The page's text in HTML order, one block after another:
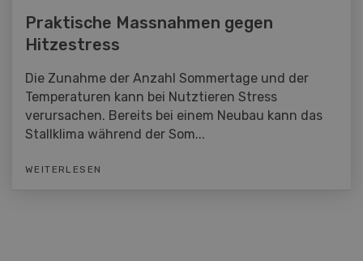
Praktische Massnahmen gegen
Hitzestress
Die Zunahme der Anzahl Sommertage und der
Temperaturen kann bei Nutztieren Stress
verursachen. Bereits bei einem Neubau kann das
Stallklima während der Som...
WEITERLESEN